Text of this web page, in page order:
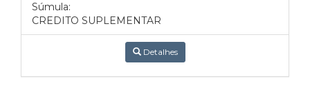
Súmula:
CREDITO SUPLEMENTAR
Detalhes